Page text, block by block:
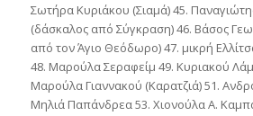
Σωτήρα Κυριάκου (Σιαμά) 45.
(δάσκαλος από Σύγκραση) 46. Βάσος
από τον Άγιο Θεόδωρο) 47. μικρή
48. Μαρούλα Σεραφείμ 49. Κυριακού
Μαρούλα Γιαννακού (Καρατζιά) 51.
Μηλιά Παπάνδρεα 53. Χιονούλα Α.